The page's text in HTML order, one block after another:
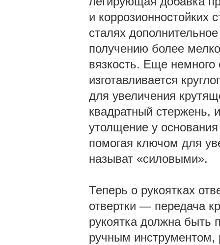
и коррозионностойких
сталях
получению более
вязкость. Еще немного
изготавливается
для увеличения
квадратный стержень,
утолщение у
помогая ключом для
называт «силовыми».
Теперь о рукоятках
отвертки — передача
рукоятка должна быть
ручным инструментом,